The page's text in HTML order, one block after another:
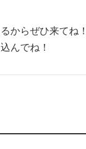
からぜひ来てね！
んでね！